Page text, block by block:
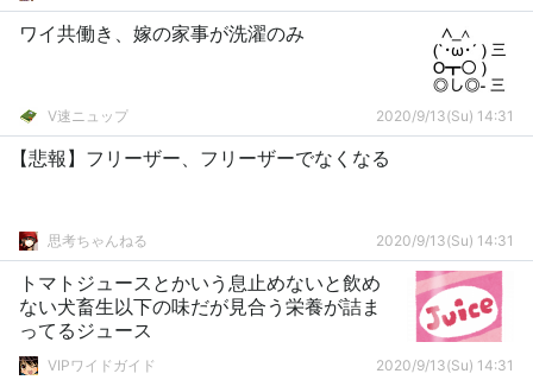
ワイ共働き、嫁の家事が洗濯のみ
V速ニュップ 2020/9/13(Su) 14:31
【悲報】フリーザー、フリーザーでなくなる
思考ちゃんねる 2020/9/13(Su) 14:31
トマトジュースとかいう息止めないと飲め
ない犬畜生以下の味だが見合う栄養が詰ま
ってるジュース
VIPワイドガイド 2020/9/13(Su) 14:31